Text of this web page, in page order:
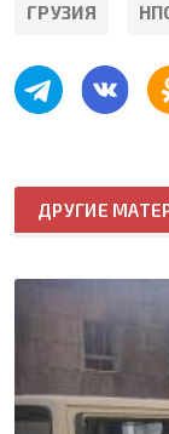
ГРУЗИЯ
ДРУГИЕ